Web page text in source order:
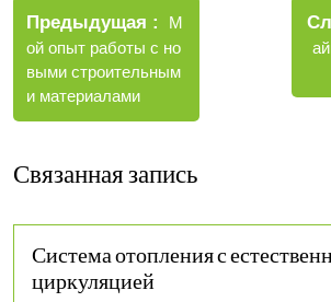
по
записям
Предыдущая
Старые
записи
М
ой опыт работы с но
выми строительным
и материалами
Связанная запись
Система отопления с
циркуляцией